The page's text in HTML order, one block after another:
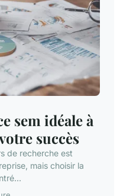
sem idéale à
succès
de recherche est
mais choisir la